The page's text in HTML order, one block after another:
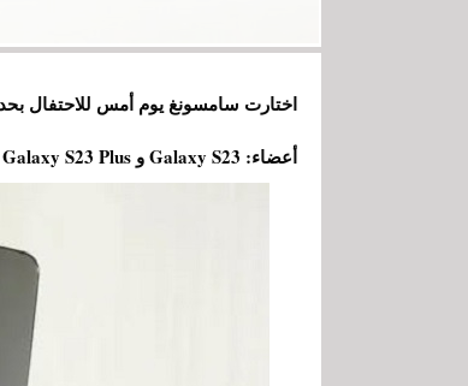
أعضاء: Galaxy S23 و Galaxy S23 Plus و Galaxy S23 Ultra.